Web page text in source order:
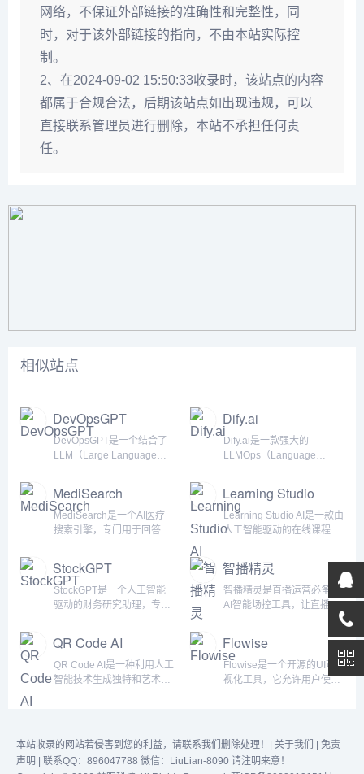
网络，不保证外部链接的准确性和完整性，同
时，对于该外部链接的指向，不由本站实际控
制。
2、在2024-09-02 15:50:33收录时，该站点的内容
都属于合规合法，后期该站点如出现违规，可以
直接联系管理员进行删除，本站不承担任何责
任。
相似站点
DevOpsGPT
DevOpsGPT是一个结合了
LLM（Large Language
发平台。其核心理念是将自
然语言的需求转化为可工作
的软件。通过利用先进的自
DevOpsGPT为开发者提供
智能化的辅助工具，通过理
解和生成代...
Dify.ai
Dify.ai是一款强大的
LLMOps（Language
能应用程序开发体验。该平
台结合了后端即服务和
LLMOps的概念，使得开发
员还是非技术人员，都可以
利用Dify参与人工智能应用
的定...
MediSearch
MediSearch是一个AI医疗
搜索引擎，专门用于回答医
息，使他们在几秒钟内就能
找到任何医学问题的答案。
MediSearch的主要数据来
排名第一的健康信息网站，
它使用自然语言处理、机器
学习和人工智能等技术从...
Learning Studio
AI
Learning Studio AI是一款由
人工智能驱动的在线课程制
课程，以大幅提高课程设
计、开发和创建的效率。无
论用户的技术水平如何，都
可以利用这款工具中的生成
阿拉伯语、希腊语、英语、
法语、德语、希伯来语在
内...
StockGPT
StockGPT是一个人工智能
驱动的财务研究助理，专门
驱动的搜索工具，包含所有
标准普尔 500 指数和纳斯达
克公司的收益发布、财务报
测未来回报的隐藏模式。在
近100年的美国股票日回
报...
智播精灵
智播精灵是直播运营必备的
AI智能场控工具，让直播更
解、自动发福袋、定时弹
幕、AI语音播报、自动回评
等AI智能场控工具，同时还
提供丰富的直播装修模版、
是面朝科技旗下的一款直播
运营产品， 面朝科技是一家
社交媒体...
QR Code AI
QR Code AI是一种利用人工
智能技术生成独特和艺术性
成，可以将任何链接转换为
个性化的二维码，为用户提
供创意和独特的二维码生成
Flowise
Flowise是一个开源的UI可
视化工具，它允许用户使用
（LLMs）。它专为
LangChain打造，提供了一
个无缝平台，用于轻松进行
本站收录的网站若侵害到您的利益，请联系我们删除处理！| 关于我们
免责
声明 | 联系QQ：896047788 微信：LiuLian-8090 请注明来意！